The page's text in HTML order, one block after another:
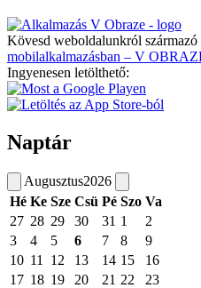
Kövesd weboldalunkról
mobilalkalmazásban – V
Ingyenesen letölthető:
Naptár
Augusztus2026
Hé Ke Sze Csü Pé Szo Va
27 28 29 30 31 1
2
3
4 5 6 7 8
9
10 11 12 13 14 15
16
17 18 19 20 21 22
23